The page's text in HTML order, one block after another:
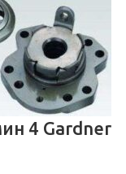
4 Gardner